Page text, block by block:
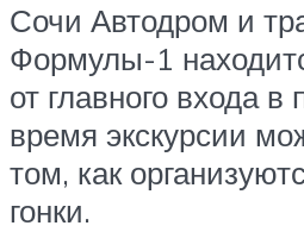
Сочи Автодром и
Формулы-1
от главного входа в
время экскурсии
том, как
гонки.